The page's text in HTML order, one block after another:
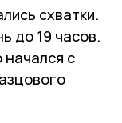
схватки.
до 19 часов.
с